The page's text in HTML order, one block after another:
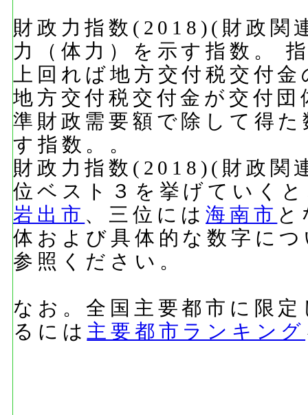
財政力指数(2018)(財政関
力（体力）を示す指数。
上回れば地方交付税交付
地方交付税交付金が交付
準財政需要額で除して得
す指数。。
財政力指数(2018)(財政関
位ベスト３を挙げていく
岩出市 、三位には海南市
体および具体的な数字に
参照ください。
なお。全国主要都市に限
るには 主要都市ランキング